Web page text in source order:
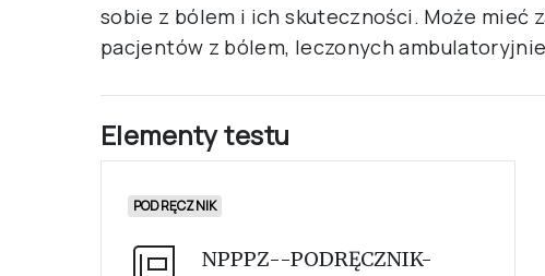
sobie z bólem i ich skuteczności. Może mieć
pacjentów z bólem, leczonych
Elementy testu
PODRĘCZNIK
NPPPZ--PODRĘCZNIK-